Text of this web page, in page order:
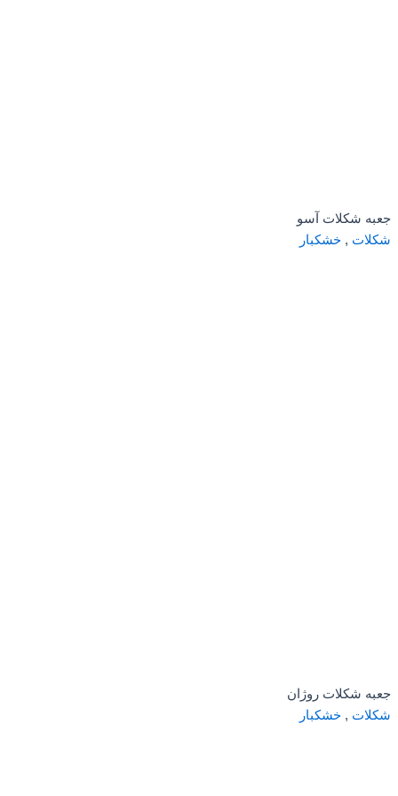
جعبه شکلات آسو
شکلات , خشکبار
جعبه شکلات روژان
شکلات , خشکبار